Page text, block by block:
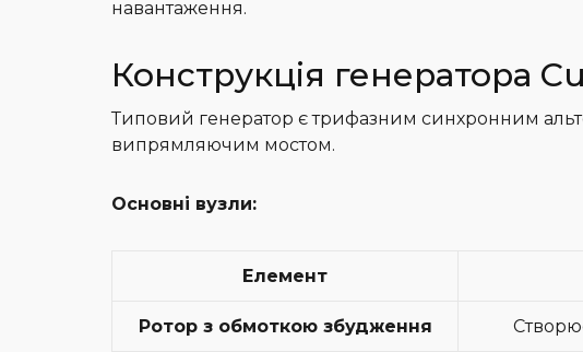
навантаження.
Конструкція генератора
Типовий генератор є трифазним синхронним
випрямляючим мостом.
Основні вузли:
Елемент
Ротор з обмоткою збудження